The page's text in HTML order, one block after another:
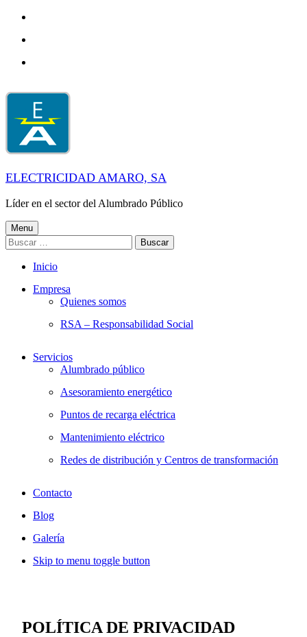
ELECTRICIDAD AMARO, SA
Líder en el sector del Alumbrado Público
Menu
Buscar:
Inicio
Empresa
Quienes somos
RSA – Responsabilidad Social
Servicios
Alumbrado público
Asesoramiento energético
Puntos de recarga eléctrica
Mantenimiento eléctrico
Redes de distribución y Centros de transformación
Contacto
Blog
Galería
Skip to menu toggle button
POLÍTICA DE PRIVACIDAD